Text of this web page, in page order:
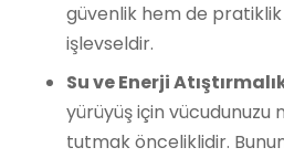
güvenlik hem de pratiklik
işlevseldir.
Su ve Enerji
yürüyüş için vücudunuzu
tutmak önceliklidir.